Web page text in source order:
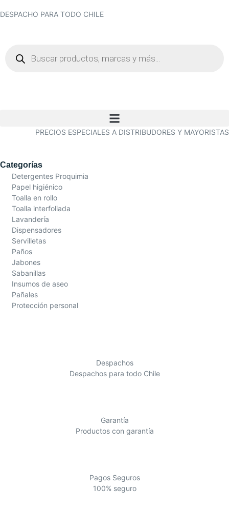
DESPACHO PARA TODO CHILE
PRECIOS ESPECIALES A DISTRIBUDORES Y MAYORISTAS
Categorías
Detergentes Proquimia
Papel higiénico
Toalla en rollo
Toalla interfoliada
Lavandería
Dispensadores
Servilletas
Paños
Jabones
Sabanillas
Insumos de aseo
Pañales
Protección personal
Despachos
Despachos para todo Chile
Garantía
Productos con garantía
Pagos Seguros
100% seguro